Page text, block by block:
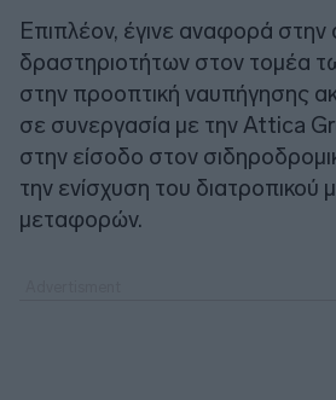
Επιπλέον, έγινε αναφορά στην
δραστηριοτήτων στον τομέα
στην προοπτική ναυπήγησης
σε συνεργασία με την Attica
στην είσοδο στον
την ενίσχυση του διατροπικού
μεταφορών.